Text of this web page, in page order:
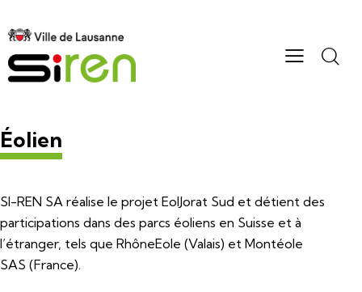
Éolien
SI-REN SA réalise le projet EolJorat Sud et détient des
participations dans des parcs éoliens en Suisse et à
l’étranger, tels que RhôneEole (Valais) et Montéole
SAS (France).